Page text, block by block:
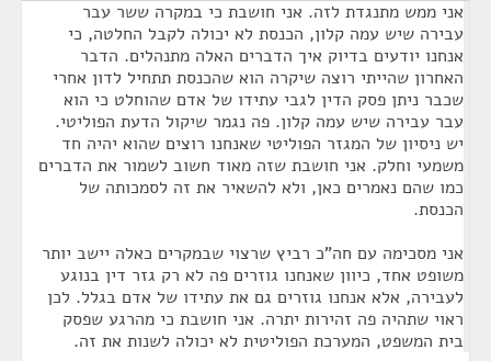
אני ממש מתנגדת לזה. אני חושבת כי במקרה ששר עבר
עבירה שיש עמה קלון, הכנסת לא יכולה לקבל החלטה, כי
אנחנו יודעים בדיוק איך הדברים האלה מתנהלים. הדבר
האחרון שהייתי רוצה שיקרה הוא שהכנסת תתחיל לדון אחרי
שכבר ניתן פסק הדין לגבי עתידו של אדם שהוחלט כי הוא
עבר עבירה שיש עמה קלון. פה נגמר שיקול הדעת הפוליטי.
יש ניסיון של המגזר הפוליטי שאנחנו רוצים שהוא יהיה חד
משמעי וחלק. אני חושבת שזה מאוד חשוב לשמור את הדברים
כמו שהם נאמרים כאן, ולא להשאיר את זה לסמכותה של
הכנסת.
אני מסכימה עם חה"כ רביץ שרצוי שבמקרים כאלה יישב יותר
משופט אחד, כיוון שאנחנו גוזרים פה לא רק גזר דין בנוגע
לעבירה, אלא אנחנו גוזרים גם את עתידו של אדם בגלל. לכן
ראוי שתהיה פה זהירות יתרה. אני חושבת כי מהרגע שפסק
בית המשפט, המערכת הפוליטית לא יכולה לשנות את זה.